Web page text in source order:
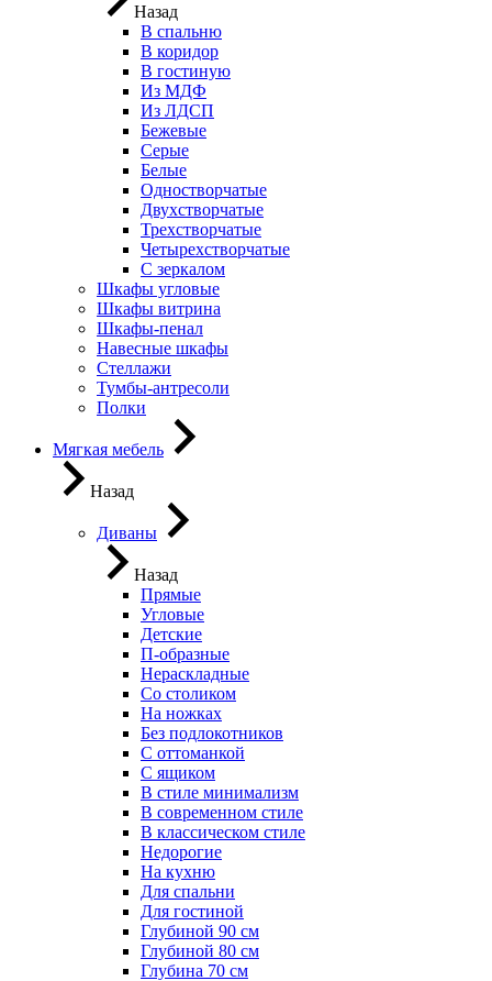
Назад
В спальню
В коридор
В гостиную
Из МДФ
Из ЛДСП
Бежевые
Серые
Белые
Одностворчатые
Двухстворчатые
Трехстворчатые
Четырехстворчатые
С зеркалом
Шкафы угловые
Шкафы витрина
Шкафы-пенал
Навесные шкафы
Стеллажи
Тумбы-антресоли
Полки
Мягкая мебель
Назад
Диваны
Назад
Прямые
Угловые
Детские
П-образные
Нераскладные
Со столиком
На ножках
Без подлокотников
С оттоманкой
С ящиком
В стиле минимализм
В современном стиле
В классическом стиле
Недорогие
На кухню
Для спальни
Для гостиной
Глубиной 90 см
Глубиной 80 см
Глубина 70 см